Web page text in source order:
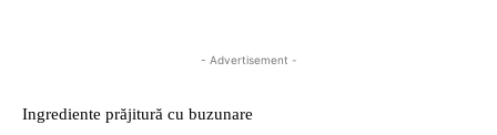
- Advertisement -
Ingrediente prăjitură cu buzunare